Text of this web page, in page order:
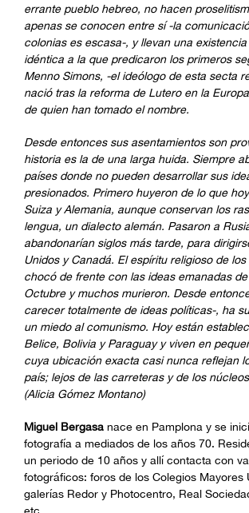
errante pueblo hebreo, no hacen
apenas se conocen entre sí -la
colonias es escasa-, y llevan una existencia
idéntica a la que predicaron los primeros
Menno Simons, -el ideólogo de esta secta
nació tras la reforma de Lutero en la
de quien han tomado el nombre.
Desde entonces sus asentamientos son
historia es la de una larga huida. Siempre
países donde no pueden desarrollar sus
presionados. Primero huyeron de lo que
Suiza y Alemania, aunque conservan los
lengua, un dialecto alemán. Pasaron a
abandonarían siglos más tarde, para
Unidos y Canadá. El espíritu religioso de
chocó de frente con las ideas emanadas
Octubre y muchos murieron. Desde
carecer totalmente de ideas políticas-, ha
un miedo al comunismo. Hoy están
Belice, Bolivia y Paraguay y viven en
cuya ubicación exacta casi nunca reflejan
país; lejos de las carreteras y de los
(Alicia Gómez Montano)
Miguel Bergasa nace en Pamplona y se
fotografía a mediados de los años 70.
un periodo de 10 años y allí contacta con
fotográficos: foros de los Colegios Mayores
galerías Redor y Photocentro, Real